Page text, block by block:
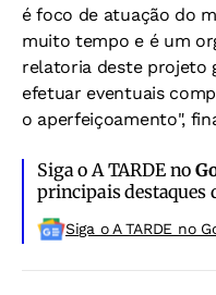
é foco de atuação do
muito tempo e é um
relatoria deste projeto
efetuar eventuais
o aperfeiçoamento",
Siga o A TARDE no
principais destaques
Siga o A TARDE no